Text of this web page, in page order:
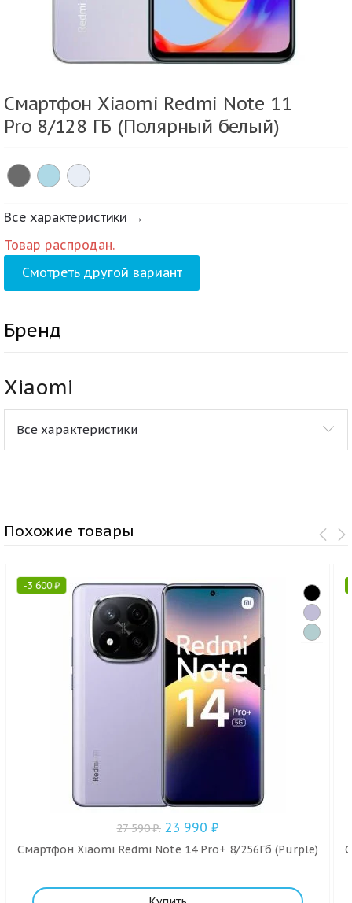
Смартфон Xiaomi Redmi Note 11
Pro 8/128 ГБ (Полярный белый)
Все характеристики →
Товар распродан.
Смотреть другой вариант
Бренд
Xiaomi
Все характеристики
Похожие товары
-3 600₽
27 590₽. 23 990 ₽
Смартфон Xiaomi Redmi Note 14 Pro+ 8/256Гб (Purple)